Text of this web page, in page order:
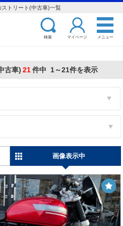
トリート(中古車)一覧
検索 マイページ メニュー
古車) 21件中 1～21件を表示
画像表示中